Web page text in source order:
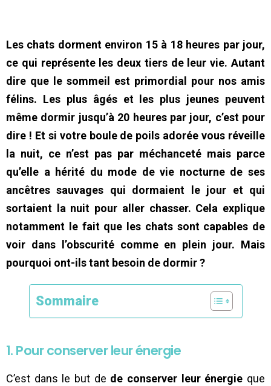
Les chats dorment environ 15 à 18 heures par jour,
ce qui représente les deux tiers de leur vie. Autant
dire que le sommeil est primordial pour nos amis
félins. Les plus âgés et les plus jeunes peuvent
même dormir jusqu’à 20 heures par jour, c’est pour
dire ! Et si votre boule de poils adorée vous réveille
la nuit, ce n’est pas par méchanceté mais parce
qu’elle a hérité du mode de vie nocturne de ses
ancêtres sauvages qui dormaient le jour et qui
sortaient la nuit pour aller chasser. Cela explique
notamment le fait que les chats sont capables de
voir dans l’obscurité comme en plein jour. Mais
pourquoi ont-ils tant besoin de dormir ?
Sommaire
1. Pour conserver leur énergie
C’est dans le but de de conserver leur énergie que